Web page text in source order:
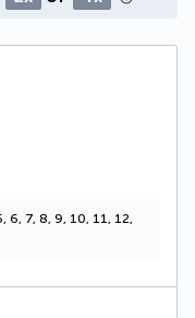
6, 7, 8, 9, 10, 11, 12,